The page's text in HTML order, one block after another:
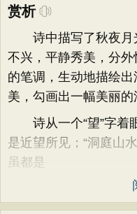
赏析
诗中描写了秋夜月
不兴，平静秀美，分
的笔调，生动地描绘
美，勾画出一幅美丽的
诗从一个“望”字着眼
是近望所见；“洞庭山
虽都是